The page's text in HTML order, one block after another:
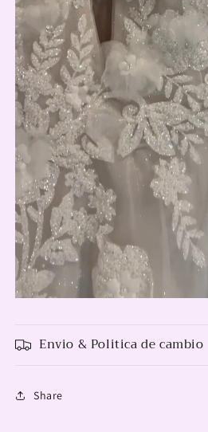
Envio & Politica de cambio
Share